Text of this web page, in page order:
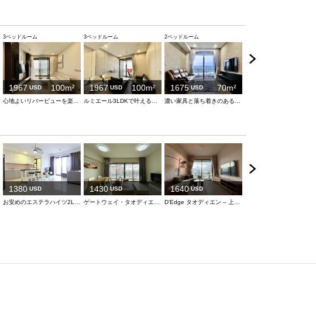
3ベッドルーム
1967 USD 100m²
3ベッドルーム
1967USD 100m²
2ベッドルーム
1675USD 70m²
1380 USD 1430USD 1640USD